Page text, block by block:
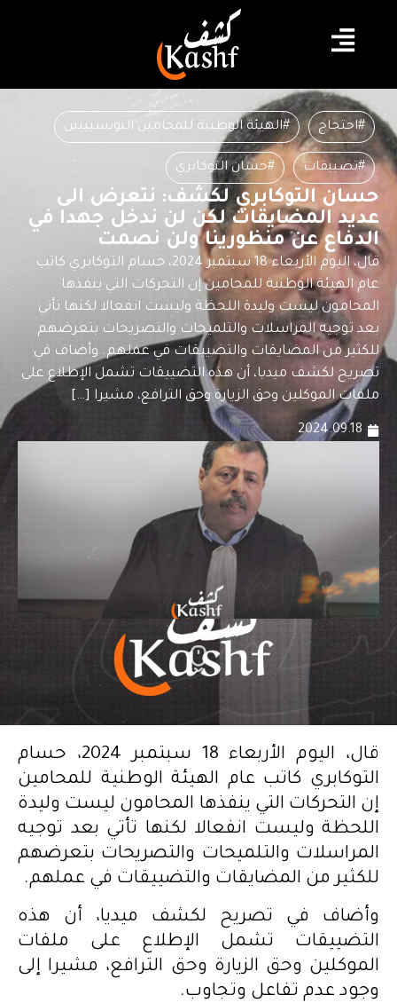
#احتجاج #الهيئة الوطنية للمحامين التونسيييين
#تضييقات #حسان التوكابري
حسان التوكابري لكشف: نتعرض الى
عديد المضايقات لكن لن ندخل جهدا في
الدفاع عن منظورينا ولن نصمت
قال، اليوم الأربعاء 18 سبتمبر 2024، حسام التوكابري كاتب
عام الهيئة الوطنية للمحامين إن التحركات التي ينفذها
المحامون ليست وليدة اللحظة وليست انفعالا لكنها تأتي
بعد توجيه المراسلات والتلميحات والتصريحات بتعرضهم
للكثير من المضايقات والتضييقات في عملهم. وأضاف في
تصريح لكشف ميديا، أن هذه التضييقات تشمل الإطلاع على
ملفات الموكلين وحق الزيارة وحق الترافع، مشيرا […]
2024.09.18
قال، اليوم الأربعاء 18 سبتمبر 2024، حسام
التوكابري كاتب عام الهيئة الوطنية للمحامين
إن التحركات التي ينفذها المحامون ليست وليدة
اللحظة وليست انفعالا لكنها تأتي بعد توجيه
المراسلات والتلميحات والتصريحات بتعرضهم
للكثير من المضايقات والتضييقات في عملهم.
وأضاف في تصريح لكشف ميديا، أن هذه
التضييقات تشمل الإطلاع على ملفات
الموكلين وحق الزيارة وحق الترافع، مشيرا إلى
وجود عدم تفاعل وتجاوب.